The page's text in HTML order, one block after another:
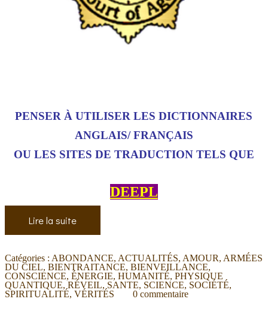
PENSER À UTILISER LES DICTIONNAIRES
ANGLAIS/ FRANÇAIS
OU LES SITES DE TRADUCTION TELS QUE
DEEPL
Lire la suite
Catégories : ABONDANCE, ACTUALITÉS, AMOUR, ARMÉES
DU CIEL,BIENTRAITANCE,BIENVEILLANCE,
CONSCIENCE,ÉNERGIE,HUMANITÉ,PHYSIQUE
QUANTIQUE,RÉVEIL, SANTE, SCIENCE, SOCIÉTÉ,
SPIRITUALITÉ,VÉRITÉS 0 commentaire